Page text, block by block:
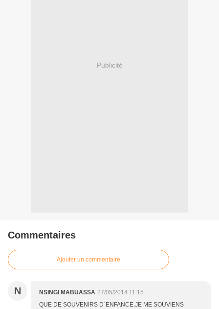
Publicité
Commentaires
Ajouter un commentaire
N NSINGI MABUASSA 27/05/2014 11:15
QUE DE SOUVENIRS D´ENFANCE.JE ME SOUVIENS